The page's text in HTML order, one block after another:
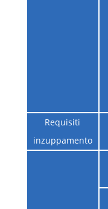
Requisiti
inzuppamento